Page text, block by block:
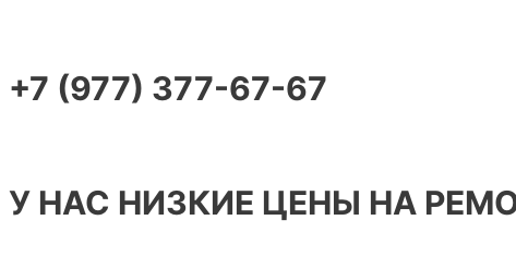
+7 (977) 377-67-67
У НАС НИЗКИЕ ЦЕНЫ НА